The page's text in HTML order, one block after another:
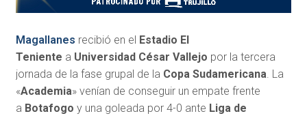
Magallanes recibió en el Estadio El
Teniente a Universidad César Vallejo por la tercera
jornada de la fase grupal de la Copa Sudamericana. La
«Academia» venían de conseguir un empate frente
a Botafogo y una goleada por 4-0 ante Liga de